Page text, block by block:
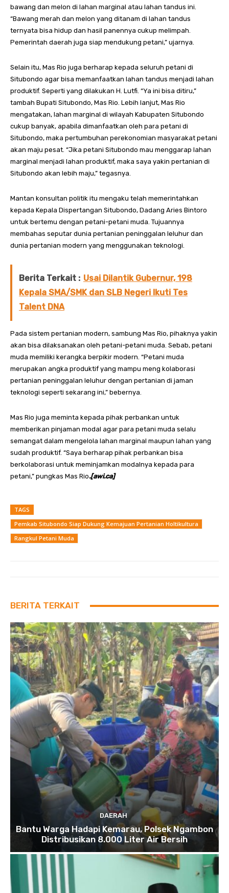
bawang dan melon di lahan marginal atau lahan tandus ini.
“Bawang merah dan melon yang ditanam di lahan tandus
ternyata bisa hidup dan hasil panennya cukup melimpah.
Pemerintah daerah juga siap mendukung petani,” ujarnya.
Selain itu, Mas Rio juga berharap kepada seluruh petani di
Situbondo agar bisa memanfaatkan lahan tandus menjadi lahan
produktif. Seperti yang dilakukan H. Lutfi. “Ya ini bisa ditiru,”
tambah Bupati Situbondo, Mas Rio. Lebih lanjut, Mas Rio
mengatakan, lahan marginal di wilayah Kabupaten Situbondo
cukup banyak, apabila dimanfaatkan oleh para petani di
Situbondo, maka pertumbuhan perekonomian masyarakat petani
akan maju pesat. “Jika petani Situbondo mau menggarap lahan
marginal menjadi lahan produktif, maka saya yakin pertanian di
Situbondo akan lebih maju,” tegasnya.
Mantan konsultan politik itu mengaku telah memerintahkan
kepada Kepala Dispertangan Situbondo, Dadang Aries Bintoro
untuk bertemu dengan petani-petani muda. Tujuannya
membahas seputar dunia pertanian peninggalan leluhur dan
dunia pertanian modern yang menggunakan teknologi.
Berita Terkait : Usai Dilantik Gubernur, 198
Kepala SMA/SMK dan SLB Negeri Ikuti Tes
Talent DNA
Pada sistem pertanian modern, sambung Mas Rio, pihaknya yakin
akan bisa dilaksanakan oleh petani-petani muda. Sebab, petani
muda memiliki kerangka berpikir modern. “Petani muda
merupakan angka produktif yang mampu meng kolaborasi
pertanian peninggalan leluhur dengan pertanian di jaman
teknologi seperti sekarang ini,” bebernya.
Mas Rio juga meminta kepada pihak perbankan untuk
memberikan pinjaman modal agar para petani muda selalu
semangat dalam mengelola lahan marginal maupun lahan yang
sudah produktif. “Saya berharap pihak perbankan bisa
berkolaborasi untuk meminjamkan modalnya kepada para
petani,” pungkas Mas Rio.[awi.ca]
TAGS
Pemkab Situbondo Siap Dukung Kemajuan Pertanian Holtikultura
Rangkul Petani Muda
BERITA TERKAIT
DAERAH
Bantu Warga Hadapi Kemarau, Polsek Ngambon
Distribusikan 8.000 Liter Air Bersih